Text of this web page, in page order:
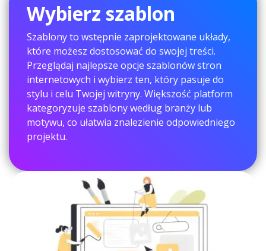
Wybierz szablon
Szablony to wstępnie zaprojektowane układy,
które możesz dostosować do swojej treści.
Przeglądaj najlepsze opcje szablonów stron
internetowych i wybierz ten, który pasuje do
stylu i celu Twojej witryny. Większość platform
kategoryzuje szablony według branży lub
motywu, co ułatwia znalezienie odpowiedniego
projektu.